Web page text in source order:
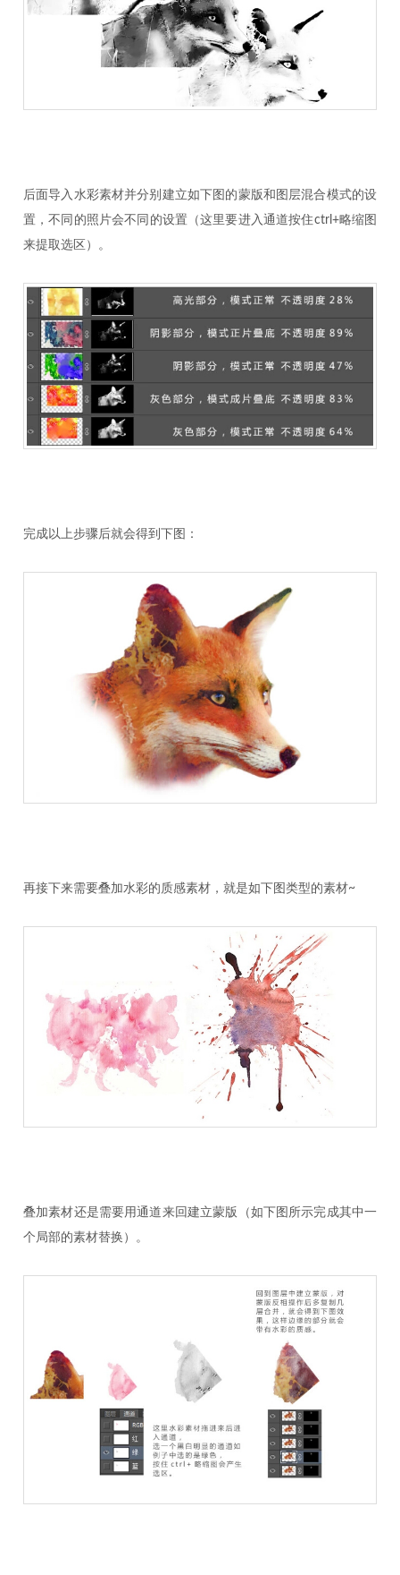
后面导入水彩素材并分别建立如下图的蒙版和图层混合模式的设
置，不同的照片会不同的设置（这里要进入通道按住ctrl+略缩图
来提取选区）。
完成以上步骤后就会得到下图：
再接下来需要叠加水彩的质感素材，就是如下图类型的素材~
叠加素材还是需要用通道来回建立蒙版（如下图所示完成其中一
个局部的素材替换）。